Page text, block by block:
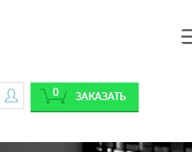
ЗАКАЗАТЬ
0